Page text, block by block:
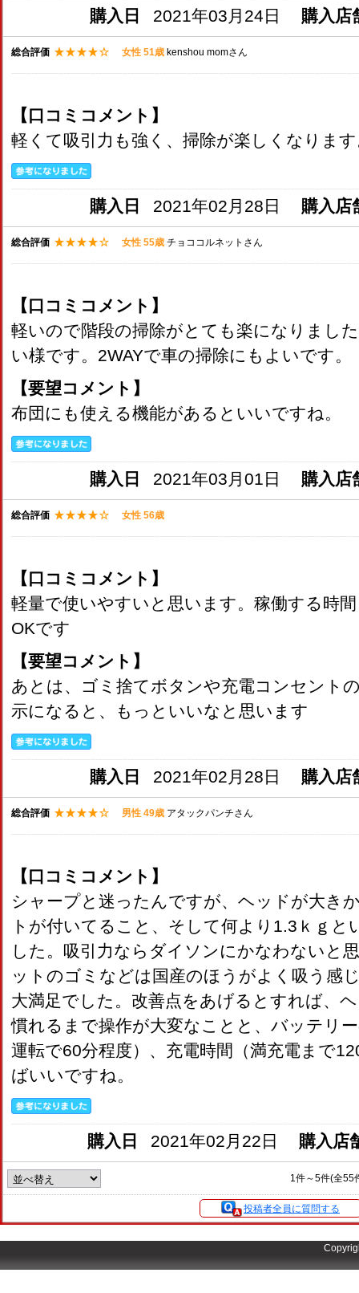
購入日 2021年03月24日 購入店
総合評価 女性 51歳 kenshou momさん
【口コミコメント】
軽くて吸引力も強く、掃除が楽しくなりま
購入日 2021年02月28日 購入店
総合評価 女性 55歳 チョココルネットさん
【口コミコメント】
軽いので階段の掃除がとても楽になりまし
い様です。2WAYで車の掃除にもよいです。
【要望コメント】
布団にも使える機能があるといいですね。
購入日 2021年03月01日 購入店
総合評価 女性 56歳
【口コミコメント】
軽量で使いやすいと思います。稼働する時
OKです
【要望コメント】
あとは、ゴミ捨てボタンや充電コンセント
示になると、もっといいなと思います
購入日 2021年02月28日 購入店
総合評価 男性 49歳 アタックパンチさん
【口コミコメント】
シャープと迷ったんですが、ヘッドが大き
トが付いてること、そして何より1.3ｋｇと
した。吸引力ならダイソンにかなわないと
ットのゴミなどは国産のほうがよく吸う感
大満足でした。改善点をあげるとすれば、
慣れるまで操作が大変なことと、バッテリ
運転で60分程度）、充電時間（満充電まで
ばいいですね。
購入日 2021年02月22日 購入店
1件～5件(全
投稿者全員に質問する